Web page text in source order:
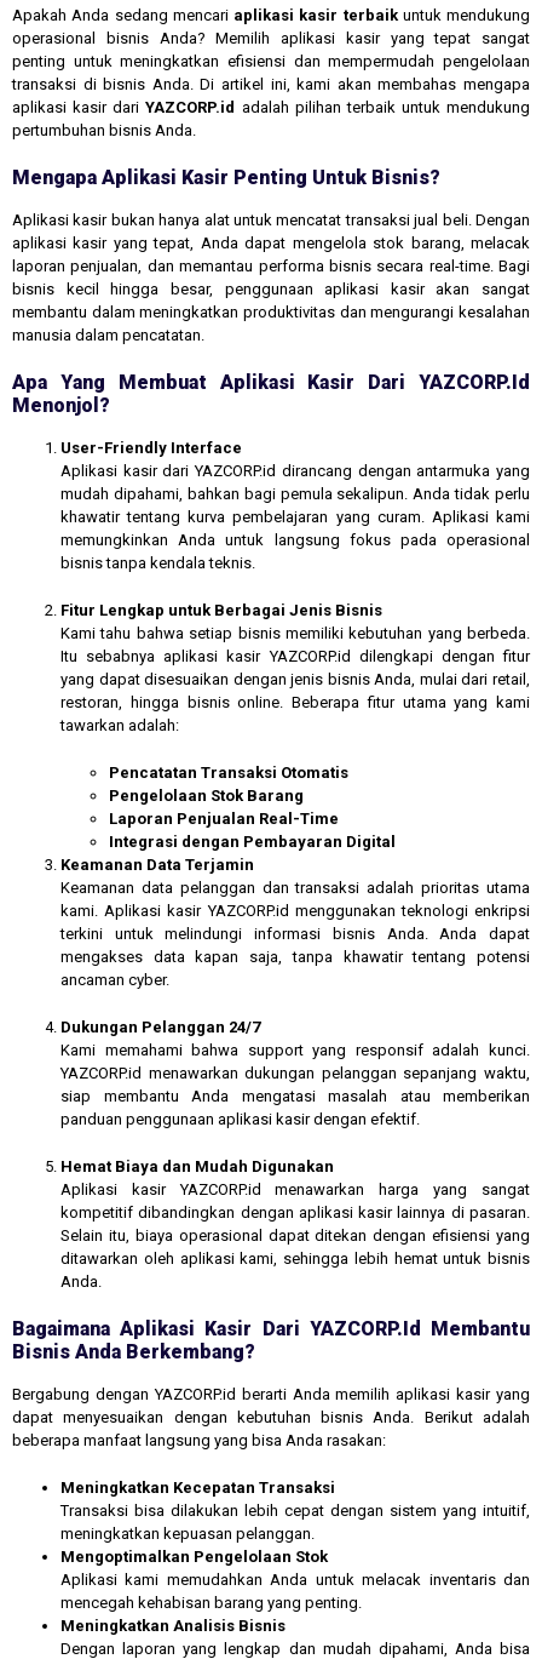
Apakah Anda sedang mencari aplikasi kasir terbaikuntuk mendukung
operasional bisnis Anda? Memilih aplikasi kasir yang tepat sangat
penting untuk meningkatkan efisiensi dan mempermudah pengelolaan
transaksi di bisnis Anda. Di artikel ini, kami akan membahas mengapa
aplikasi kasir dariYAZCORP.id adalah pilihan terbaik untuk mendukung
pertumbuhan bisnis Anda.
Mengapa Aplikasi Kasir Penting Untuk Bisnis?
Aplikasi kasir bukan hanya alat untuk mencatat transaksi jual beli. Dengan
aplikasi kasir yang tepat, Anda dapat mengelola stok barang, melacak
laporan penjualan, dan memantau performa bisnis secara real-time. Bagi
bisnis kecil hingga besar, penggunaan aplikasi kasir akan sangat
membantu dalam meningkatkan produktivitas dan mengurangi kesalahan
manusia dalam pencatatan.
Apa Yang Membuat Aplikasi Kasir Dari YAZCORP.id
Menonjol?
User-Friendly Interface
Aplikasi kasir dari YAZCORP.id dirancang dengan antarmuka yang
mudah dipahami, bahkan bagi pemula sekalipun. Anda tidak perlu
khawatir tentang kurva pembelajaran yang curam. Aplikasi kami
memungkinkan Anda untuk langsung fokus pada operasional
bisnis tanpa kendala teknis.
Fitur Lengkap untuk Berbagai Jenis Bisnis
Kami tahu bahwa setiap bisnis memiliki kebutuhan yang berbeda.
Itu sebabnya aplikasi kasir YAZCORP.id dilengkapi dengan fitur
yang dapat disesuaikan dengan jenis bisnis Anda, mulai dari retail,
restoran, hingga bisnis online. Beberapa fitur utama yang kami
tawarkan adalah:
Pencatatan Transaksi Otomatis
Pengelolaan Stok Barang
Laporan Penjualan Real-Time
Integrasi dengan Pembayaran Digital
Keamanan Data Terjamin
Keamanan data pelanggan dan transaksi adalah prioritas utama
kami. Aplikasi kasir YAZCORP.id menggunakan teknologi enkripsi
terkini untuk melindungi informasi bisnis Anda. Anda dapat
mengakses data kapan saja, tanpa khawatir tentang potensi
ancaman cyber.
Dukungan Pelanggan 24/7
Kami memahami bahwa support yang responsif adalah kunci.
YAZCORP.id menawarkan dukungan pelanggan sepanjang waktu,
siap membantu Anda mengatasi masalah atau memberikan
panduan penggunaan aplikasi kasir dengan efektif.
Hemat Biaya dan Mudah Digunakan
Aplikasi kasir YAZCORP.id menawarkan harga yang sangat
kompetitif dibandingkan dengan aplikasi kasir lainnya di pasaran.
Selain itu, biaya operasional dapat ditekan dengan efisiensi yang
ditawarkan oleh aplikasi kami, sehingga lebih hemat untuk bisnis
Anda.
Bagaimana Aplikasi Kasir Dari YAZCORP.id Membantu
Bisnis Anda Berkembang?
Bergabung dengan YAZCORP.id berarti Anda memilih aplikasi kasir yang
dapat menyesuaikan dengan kebutuhan bisnis Anda. Berikut adalah
beberapa manfaat langsung yang bisa Anda rasakan:
Meningkatkan Kecepatan Transaksi
Transaksi bisa dilakukan lebih cepat dengan sistem yang intuitif,
meningkatkan kepuasan pelanggan.
Mengoptimalkan Pengelolaan Stok
Aplikasi kami memudahkan Anda untuk melacak inventaris dan
mencegah kehabisan barang yang penting.
Meningkatkan Analisis Bisnis
Dengan laporan yang lengkap dan mudah dipahami, Anda bisa